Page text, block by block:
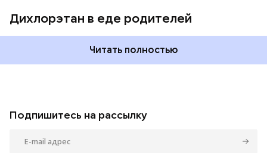
Дихлорэтан в еде родителей
Читать полностью
Подпишитесь на рассылку